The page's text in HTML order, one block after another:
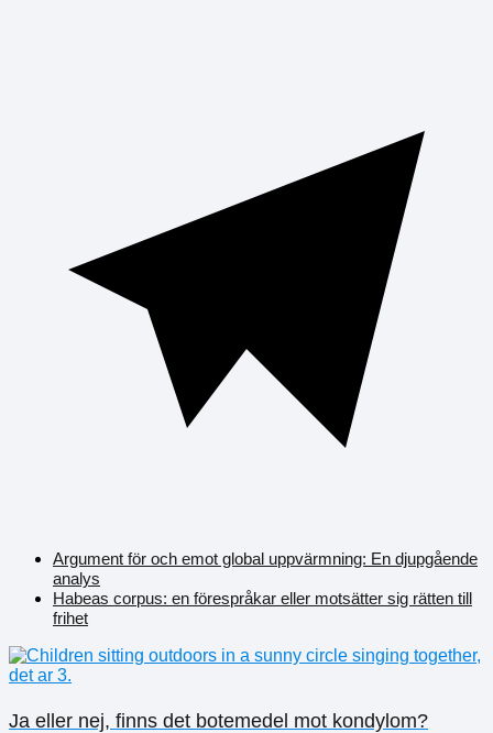
Argument för och emot global uppvärmning: En djupgående
analys
Habeas corpus: en förespråkar eller motsätter sig rätten till
frihet
Ja eller nej, finns det botemedel mot kondylom?